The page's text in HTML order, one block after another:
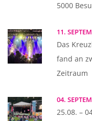
5000
11.
Das
fand an
Zeitraum
04.
25.08. –